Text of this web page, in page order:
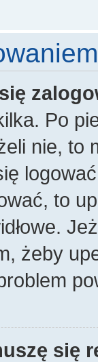
Po
nie, to
to
żeby
się